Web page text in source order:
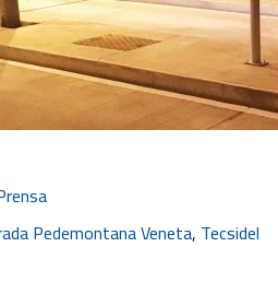
Pedemontana Veneta, Tecsidel